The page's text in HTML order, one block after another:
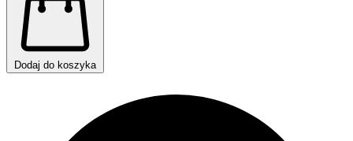
Dodaj do koszyka